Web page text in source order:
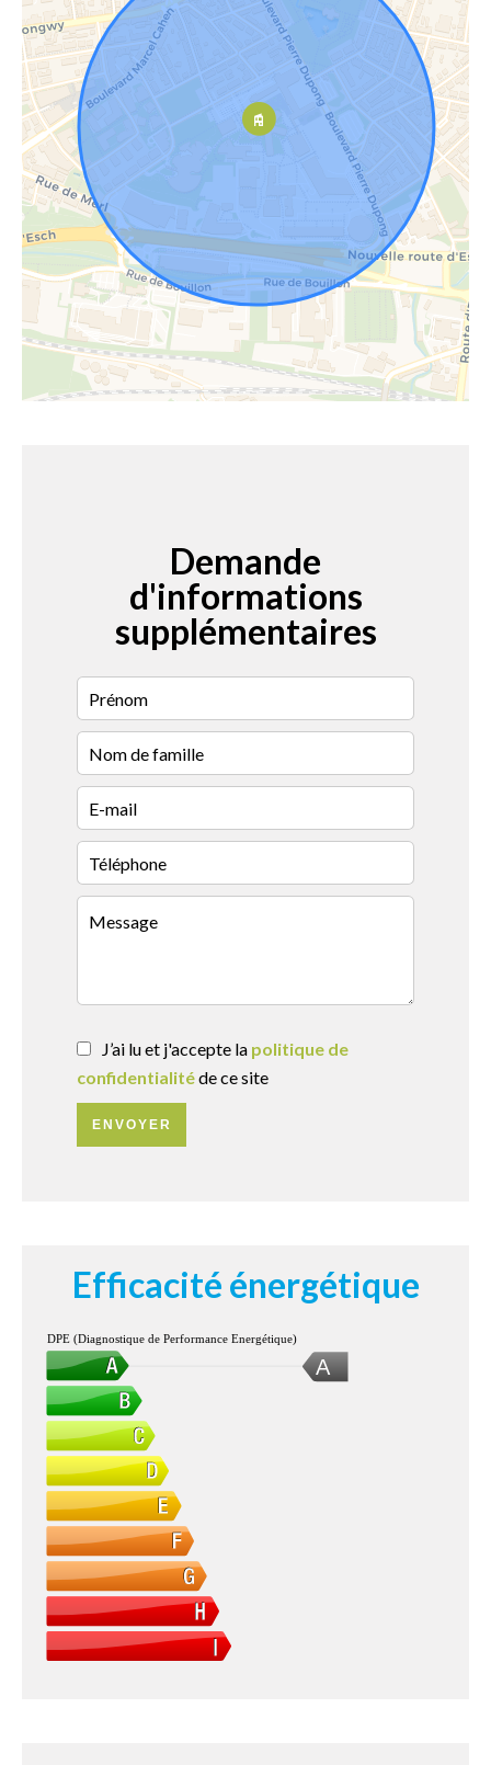
Demande
d'informations
supplémentaires
J’ai lu et j'accepte la politique de
confidentialitéde ce site
ENVOYER
Efficacité énergétique
A
DPE (Diagnostique de Performance Energétique)